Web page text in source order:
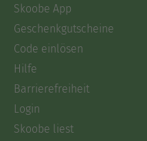
Skoobe App
Geschenkgutscheine
Code einlösen
Hilfe
Barrierefreiheit
Login
Skoobe liest